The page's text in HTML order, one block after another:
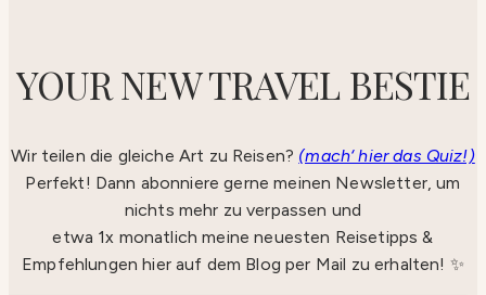
YOUR NEW TRAVEL BESTIE
Wir teilen die gleiche Art zu Reisen? (mach‘ hier das Quiz!)
Perfekt! Dann abonniere gerne meinen Newsletter, um
nichts mehr zu verpassen und
etwa 1x monatlich meine neuesten Reisetipps &
Empfehlungen hier auf dem Blog per Mail zu erhalten! ✨